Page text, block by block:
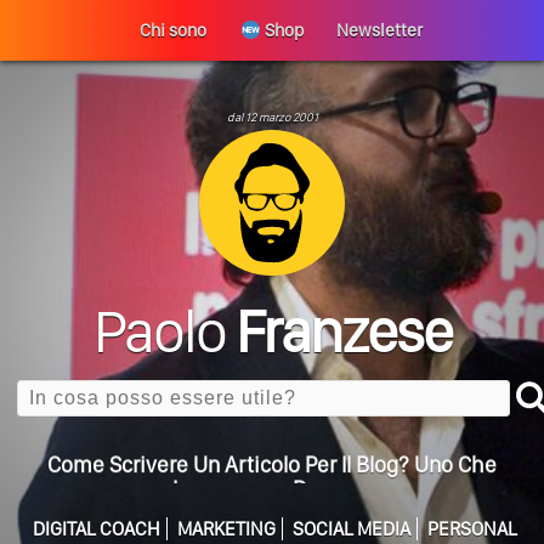
Chi sono Shop Newsletter
dal 12 marzo 2001
PaoloFranzese
Search
Perché La Tua Vita Non Cambia? La Trappola
Della Motivazione…
Quando L’amore Diventa Speranza: Il Quarto Memorial
Carmine Franzese
Come Scrivere Un Articolo Per Il Blog? Uno Che
Leggeranno Davvero
Cos’è La Search Generative Experience (SGE)? Il Declino
Della Vecchia SEO
DIGITAL COACH MARKETING SOCIAL MEDIA
PERSONAL